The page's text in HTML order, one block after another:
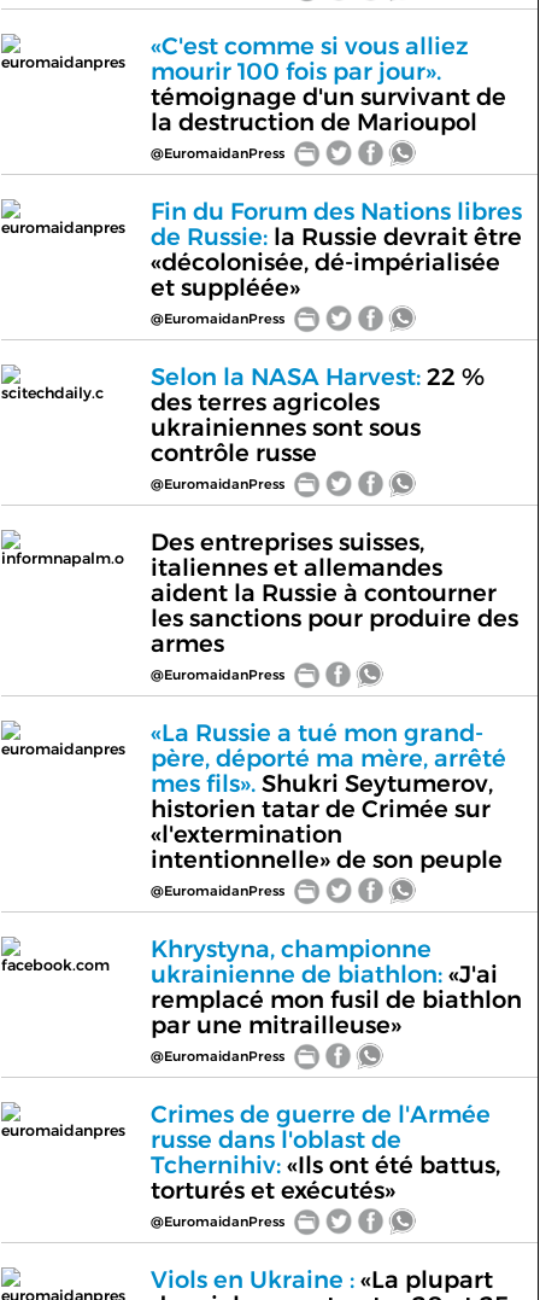
euromaidanpres
«C'est comme si vous alliez
mourir 100 fois par jour».
témoignage d'un survivant de
la destruction de Marioupol
@EuromaidanPress
euromaidanpres
Fin du Forum des Nations libres
de Russie:la Russie devrait être
«décolonisée, dé-impérialisée
et suppléée»
@EuromaidanPress
scitechdaily.c
Selon la NASA Harvest:22 %
des terres agricoles
ukrainiennes sont sous
contrôle russe
@EuromaidanPress
informnapalm.o
Des entreprises suisses,
italiennes et allemandes
aident la Russie à contourner
les sanctions pour produire des
armes
@EuromaidanPress
euromaidanpres
«La Russie a tué mon grand-
père, déporté ma mère, arrêté
mes fils».Shukri Seytumerov,
historien tatar de Crimée sur
«l'extermination
intentionnelle» de son peuple
@EuromaidanPress
facebook.com
Khrystyna, championne
ukrainienne de biathlon:«J'ai
remplacé mon fusil de biathlon
par une mitrailleuse»
@EuromaidanPress
euromaidanpres
Crimes de guerre de l'Armée
russe dans l'oblast de
Tchernihiv:«Ils ont été battus,
torturés et exécutés»
@EuromaidanPress
euromaidanpres
Viols en Ukraine :«La plupart